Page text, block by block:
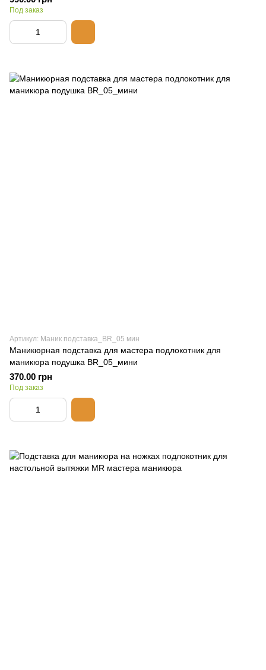
Под заказ
Артикул: Маник подставка_BR_05 мин
Маникюрная подставка для мастера подлокотник для
маникюра подушка BR_05_мини
370.00 грн
Под заказ